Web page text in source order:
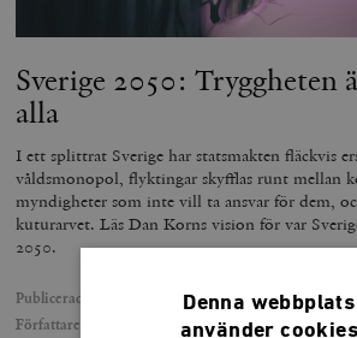
Sverige 2050: Tryggheten
alla
I ett splittrat Sverige har statsmakten fläckvis
våldsmonopol, flyktingar skyfflas runt mellan
myndigheter som inte vill ta ansvar för dem,
kuturarvet. Läs Dan Korns vision för var
2050.
Publicerad
19 december 2019
Författare
Denna webbplats
använder cookies